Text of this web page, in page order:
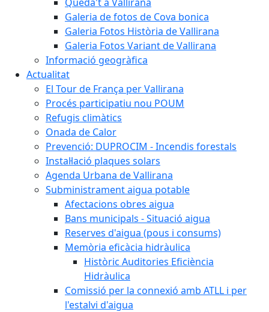
Galeria de fotos de Cova bonica
Galeria Fotos Història de Vallirana
Galeria Fotos Variant de Vallirana
Informació geogràfica
Actualitat
El Tour de França per Vallirana
Procés participatiu nou POUM
Refugis climàtics
Onada de Calor
Prevenció: DUPROCIM - Incendis forestals
Instal·lació plaques solars
Agenda Urbana de Vallirana
Subministrament aigua potable
Afectacions obres aigua
Bans municipals - Situació aigua
Reserves d'aigua (pous i consums)
Memòria eficàcia hidràulica
Històric Auditories Eficiència
Hidràulica
Comissió per la connexió amb ATLL i per
l'estalvi d'aigua